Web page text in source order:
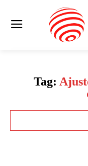
Tag: